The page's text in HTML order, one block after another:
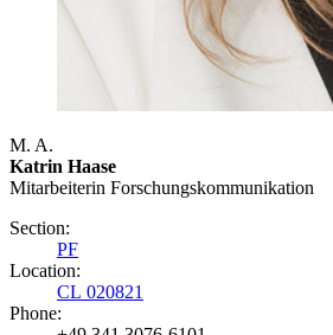
M. A.
Katrin Haase
Mitarbeiterin Forschungs­kommunikation
Section:
PF
Location:
CL 020821
Phone: